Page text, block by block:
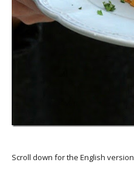
Scroll down for the English version